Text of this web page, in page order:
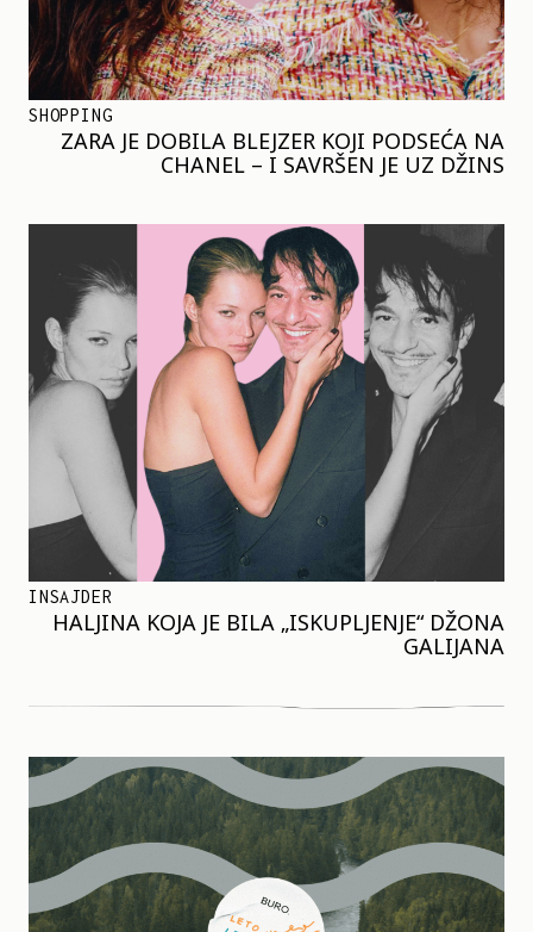
SHOPPING
ZARA JE DOBILA BLEJZER KOJI PODSEĆA NA
CHANEL – I SAVRŠEN JE UZ DŽINS
INSAJDER
HALJINA KOJA JE BILA „ISKUPLJENJE“ DŽONA
GALIJANA